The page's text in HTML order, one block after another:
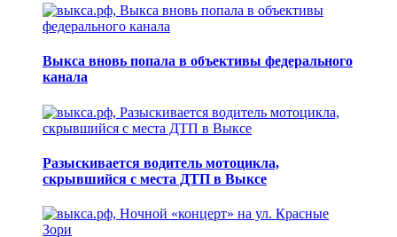
Выкса вновь попала в объективы федерального
канала
Разыскивается водитель мотоцикла,
скрывшийся с места ДТП в Выксе